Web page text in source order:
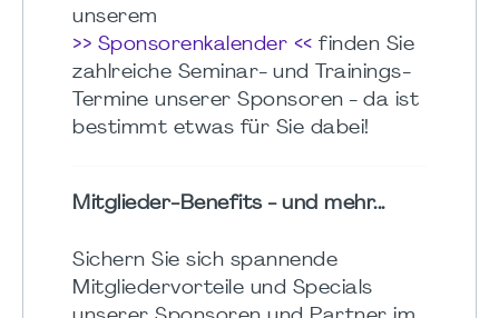
unserem
>> Sponsorenkalender << finden Sie
zahlreiche Seminar- und Trainings-
Termine unserer Sponsoren - da ist
bestimmt etwas für Sie dabei!
Mitglieder-Benefits - und mehr...
Sichern Sie sich spannende
Mitgliedervorteile und Specials